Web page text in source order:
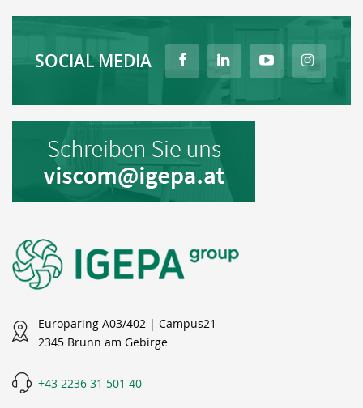
SOCIAL MEDIA
Europaring A03/402 | Campus21
2345 Brunn am Gebirge
+43 2236 31 501 40